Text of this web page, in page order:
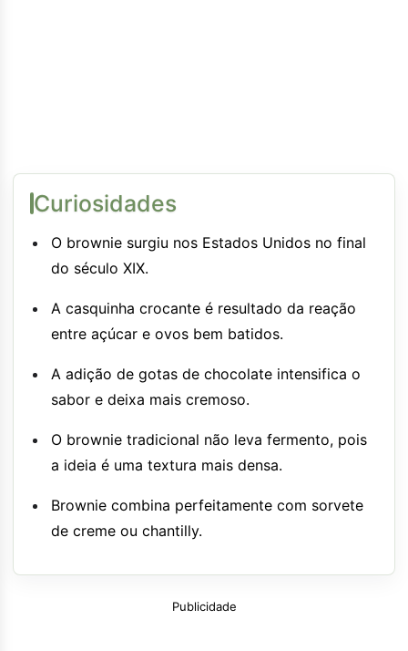
Curiosidades
O brownie surgiu nos Estados Unidos no final
do século XIX.
A casquinha crocante é resultado da reação
entre açúcar e ovos bem batidos.
A adição de gotas de chocolate intensifica o
sabor e deixa mais cremoso.
O brownie tradicional não leva fermento, pois
a ideia é uma textura mais densa.
Brownie combina perfeitamente com sorvete
de creme ou chantilly.
Publicidade